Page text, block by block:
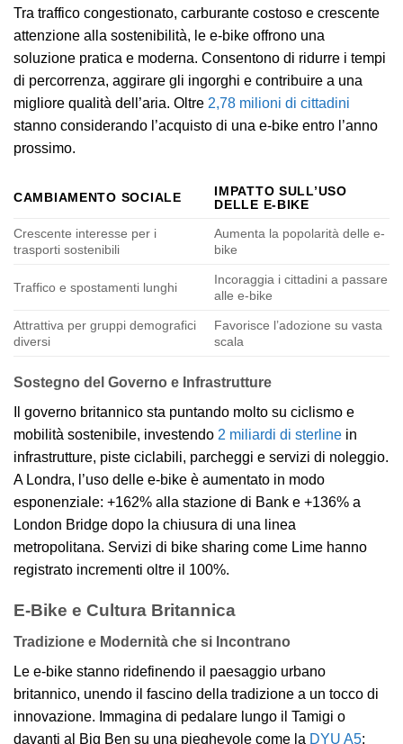
Tra traffico congestionato, carburante costoso e crescente
attenzione alla sostenibilità, le e-bike offrono una
soluzione pratica e moderna. Consentono di ridurre i tempi
di percorrenza, aggirare gli ingorghi e contribuire a una
migliore qualità dell’aria. Oltre 2,78 milioni di cittadini
stanno considerando l’acquisto di una e-bike entro l’anno
prossimo.
CAMBIAMENTO SOCIALE
IMPATTO SULL’USO
DELLE E-BIKE
Crescente interesse per i
trasporti sostenibili
Aumenta la popolarità delle e-
bike
Traffico e spostamenti lunghi
Incoraggia i cittadini a passare
alle e-bike
Attrattiva per gruppi demografici
diversi
Favorisce l’adozione su vasta
scala
Sostegno del Governo e Infrastrutture
Il governo britannico sta puntando molto su ciclismo e
mobilità sostenibile, investendo 2 miliardi di sterline in
infrastrutture, piste ciclabili, parcheggi e servizi di noleggio.
A Londra, l’uso delle e-bike è aumentato in modo
esponenziale: +162% alla stazione di Bank e +136% a
London Bridge dopo la chiusura di una linea
metropolitana. Servizi di bike sharing come Lime hanno
registrato incrementi oltre il 100%.
E-Bike e Cultura Britannica
Tradizione e Modernità che si Incontrano
Le e-bike stanno ridefinendo il paesaggio urbano
britannico, unendo il fascino della tradizione a un tocco di
innovazione. Immagina di pedalare lungo il Tamigi o
davanti al Big Ben su una pieghevole come la DYU A5: